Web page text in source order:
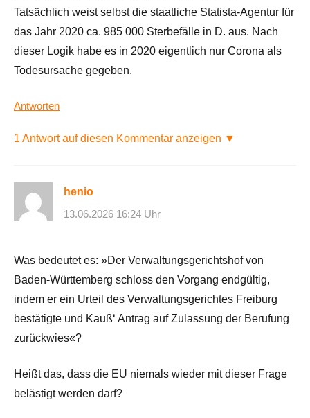
Tatsächlich weist selbst die staatliche Statista-Agentur für
das Jahr 2020 ca. 985 000 Sterbefälle in D. aus. Nach
dieser Logik habe es in 2020 eigentlich nur Corona als
Todesursache gegeben.
Antworten
1 Antwort auf diesen Kommentar anzeigen ▼
henio
13.06.2026 16:24 Uhr
Was bedeutet es: »Der Verwaltungsgerichtshof von
Baden-Württemberg schloss den Vorgang endgültig,
indem er ein Urteil des Verwaltungsgerichtes Freiburg
bestätigte und Kauß‘ Antrag auf Zulassung der Berufung
zurückwies«?
Heißt das, dass die EU niemals wieder mit dieser Frage
belästigt werden darf?